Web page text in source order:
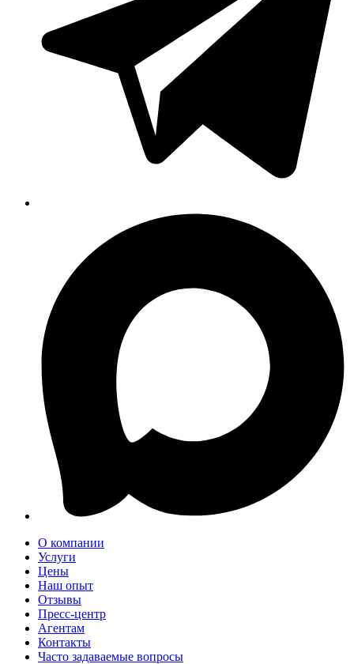
О компании
Услуги
Цены
Наш опыт
Отзывы
Пресс-центр
Агентам
Контакты
Часто задаваемые вопросы